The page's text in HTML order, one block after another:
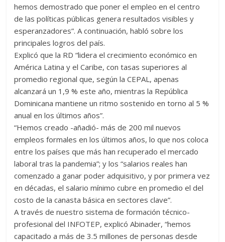
hemos demostrado que poner el empleo en el centro
de las políticas públicas genera resultados visibles y
esperanzadores”. A continuación, habló sobre los
principales logros del país.
Explicó que la RD “lidera el crecimiento económico en
América Latina y el Caribe, con tasas superiores al
promedio regional que, según la CEPAL, apenas
alcanzará un 1,9 % este año, mientras la República
Dominicana mantiene un ritmo sostenido en torno al 5 %
anual en los últimos años”.
“Hemos creado -añadió- más de 200 mil nuevos
empleos formales en los últimos años, lo que nos coloca
entre los países que más han recuperado el mercado
laboral tras la pandemia”; y los “salarios reales han
comenzado a ganar poder adquisitivo, y por primera vez
en décadas, el salario mínimo cubre en promedio el del
costo de la canasta básica en sectores clave”.
A través de nuestro sistema de formación técnico-
profesional del INFOTEP, explicó Abinader, “hemos
capacitado a más de 3.5 millones de personas desde